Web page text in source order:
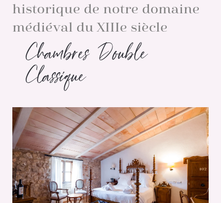
historique de notre domaine
médiéval du XIIIe siècle
Chambres Double
Classique